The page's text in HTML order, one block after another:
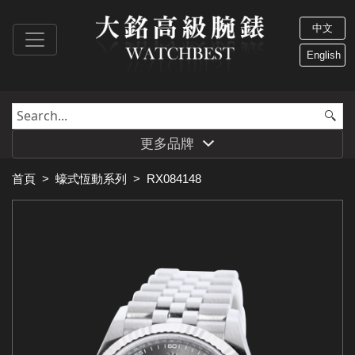
中文
English
更多品牌
首頁 > 蠔式恆動系列 > RX084148